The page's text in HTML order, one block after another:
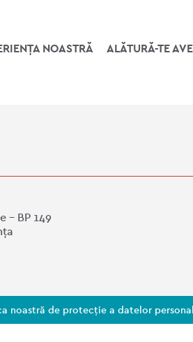
NOASTRĂ ALĂTURĂ-TE
- BP 149
noastră de protecție a datelor